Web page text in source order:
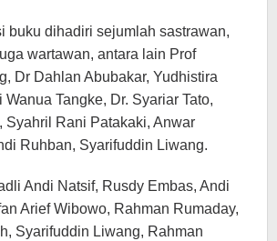
buku dihadiri sejumlah sastrawan,
wartawan, antara lain Prof
Dr Dahlan Abubakar, Yudhistira
Tangke, Dr. Syariar Tato,
Syahril Rani Patakaki, Anwar
Ruhban, Syarifuddin Liwang.
Andi Natsif, Rusdy Embas, Andi
Arief Wibowo, Rahman Rumaday,
Syarifuddin Liwang, Rahman